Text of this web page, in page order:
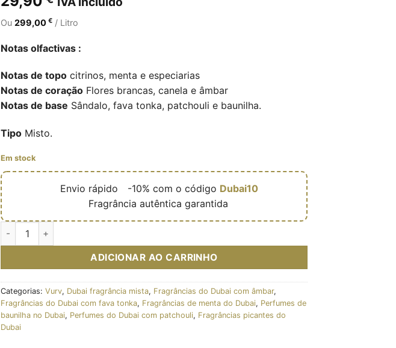
Ou 299,00 € / Litro
Notas olfactivas :
Notas de topo citrinos, menta e especiarias
Notas de coração Flores brancas, canela e âmbar
Notas de base Sândalo, fava tonka, patchouli e baunilha.
Tipo Misto.
Em stock
Envio rápido -10% com o código Dubai10
Fragrância autêntica garantida
Quantidade de Eau de parfum Craft Oro 100ml - Vurv
ADICIONAR AO CARRINHO
Categorias: Vurv, Dubai fragrância mista, Fragrâncias do Dubai com âmbar,
Fragrâncias do Dubai com fava tonka, Fragrâncias de menta do Dubai, Perfumes de
baunilha no Dubai, Perfumes do Dubai com patchouli, Fragrâncias picantes do
Dubai